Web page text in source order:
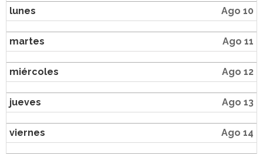
lunes Ago 10
martes Ago 11
miércoles Ago 12
jueves Ago 13
viernes Ago 14